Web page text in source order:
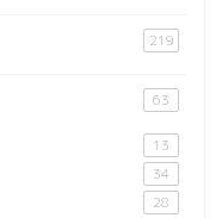
219
63
13
34
28